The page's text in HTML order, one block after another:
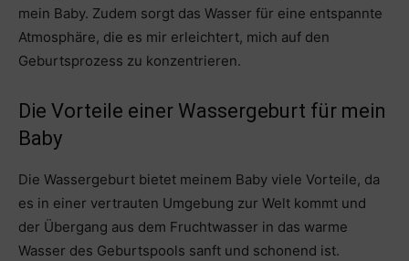
mein Baby. Zudem sorgt das Wasser für eine entspannte
Atmosphäre, die es mir erleichtert, mich auf den
Geburtsprozess zu konzentrieren.
Die Vorteile einer Wassergeburt für mein
Baby
Die Wassergeburt bietet meinem Baby viele Vorteile, da
es in einer vertrauten Umgebung zur Welt kommt und
der Übergang aus dem Fruchtwasser in das warme
Wasser des Geburtspools sanft und schonend ist.